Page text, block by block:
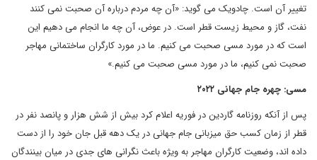
تغییر آن است. چادویک می گوید: «آن چه مردم درباره آن صحبت نمی کنند
نفت، گاز و محیط زیست قطر است. در عوض، آن چه ما انجام می دهیم این
است که در مورد مسی صحبت می کنیم. ما در مورد کارگران ساختمانی مهاجر
صحبت نمی کنیم، ما در مورد مسی صحبت می کنیم.»
مسی: چهره جام جهانی ۲۰۲۲
پس از آنکه روزنامه گاردین در فوریه اعلام کرد بیش از شش هزار و پانصد نفر در
قطر از زمان کسب حق میزبانی جام جهانی در یک دهه قبل جان خود را از دست
داده اند، وضعیت کارگران مهاجر به ویژه باعث نگرانی های جدی در میان بینندگان